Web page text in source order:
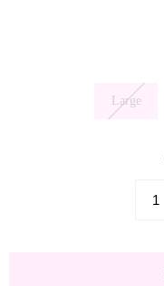
Large